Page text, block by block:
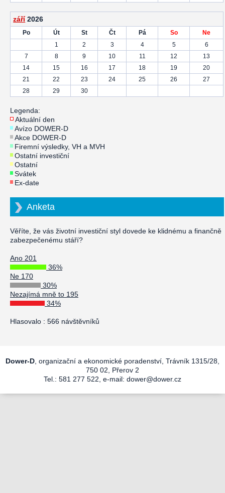
září 2026
Po Út St Čt Pá So
Ne
1
2 3 4 5
6
7
8 9 10 11 12
13
14
15 16 17 18 19
20
21
22 23 24 25 26
27
28
29 30
Legenda:
Aktuální den
Avízo DOWER-D
Akce DOWER-D
Firemní výsledky, VH a MVH
Ostatní investiční
Ostatní
Svátek
Ex-date
Anketa
Věříte, že vás životní investiční styl dovede ke klidnému a finančně
zabezpečenému stáří?
Ano 201
36%
Ne 170
30%
Nezajímá mně to 195
34%
Hlasovalo : 566 návštěvníků
Dower-D , organizační a ekonomické poradenství, Trávník 1315/28,
750 02, Přerov 2
Tel.: 581 277 522, e-mail: dower@dower.cz